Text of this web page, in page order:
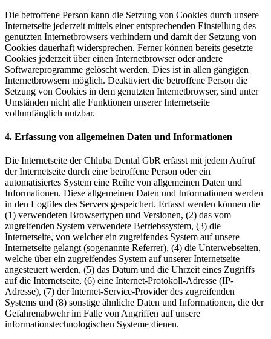
Die betroffene Person kann die Setzung von Cookies durch unsere
Internetseite jederzeit mittels einer entsprechenden Einstellung des
genutzten Internetbrowsers verhindern und damit der Setzung von
Cookies dauerhaft widersprechen. Ferner können bereits gesetzte
Cookies jederzeit über einen Internetbrowser oder andere
Softwareprogramme gelöscht werden. Dies ist in allen gängigen
Internetbrowsern möglich. Deaktiviert die betroffene Person die
Setzung von Cookies in dem genutzten Internetbrowser, sind unter
Umständen nicht alle Funktionen unserer Internetseite
vollumfänglich nutzbar.
4. Erfassung von allgemeinen Daten und Informationen
Die Internetseite der Chluba Dental GbR erfasst mit jedem Aufruf
der Internetseite durch eine betroffene Person oder ein
automatisiertes System eine Reihe von allgemeinen Daten und
Informationen. Diese allgemeinen Daten und Informationen werden
in den Logfiles des Servers gespeichert. Erfasst werden können die
(1) verwendeten Browsertypen und Versionen, (2) das vom
zugreifenden System verwendete Betriebssystem, (3) die
Internetseite, von welcher ein zugreifendes System auf unsere
Internetseite gelangt (sogenannte Referrer), (4) die Unterwebseiten,
welche über ein zugreifendes System auf unserer Internetseite
angesteuert werden, (5) das Datum und die Uhrzeit eines Zugriffs
auf die Internetseite, (6) eine Internet-Protokoll-Adresse (IP-
Adresse), (7) der Internet-Service-Provider des zugreifenden
Systems und (8) sonstige ähnliche Daten und Informationen, die der
Gefahrenabwehr im Falle von Angriffen auf unsere
informationstechnologischen Systeme dienen.